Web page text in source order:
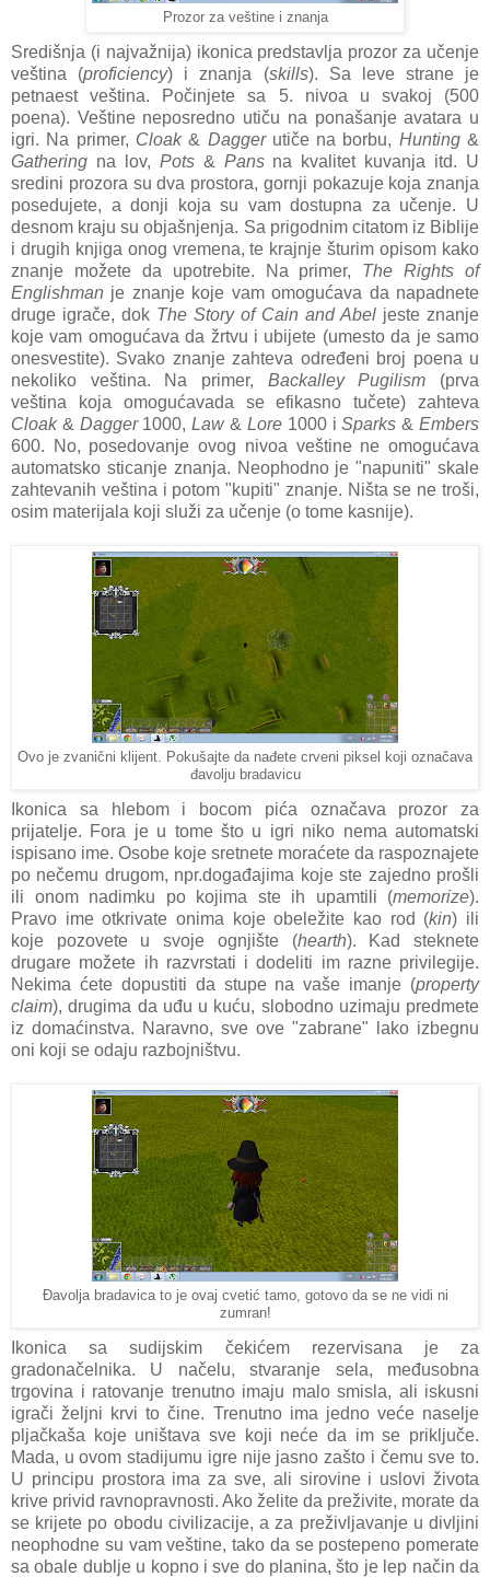
Prozor za veštine i znanja
Središnja (i najvažnija) ikonica predstavlja prozor za učenje
veština (proficiency) i znanja (skills). Sa leve strane je
petnaest veština. Počinjete sa 5. nivoa u svakoj (500
poena). Veštine neposredno utiču na ponašanje avatara u
igri. Na primer, Cloak& Dagger utiče na borbu, Hunting&
Gathering na lov, Pots & Pans na kvalitet kuvanja itd. U
sredini prozora su dva prostora, gornji pokazuje koja znanja
posedujete, a donji koja su vam dostupna za učenje. U
desnom kraju su objašnjenja. Sa prigodnim citatom iz Biblije
i drugih knjiga onog vremena, te krajnje šturim opisom kako
znanje možete da upotrebite. Na primer, The Rights of
Englishman je znanje koje vam omogućava da napadnete
druge igrače, dok The Story of Cain and Abel jeste znanje
koje vam omogućava da žrtvu i ubijete (umesto da je samo
onesvestite). Svako znanje zahteva određeni broj poena u
nekoliko veština. Na primer, Backalley Pugilism (prva
veština koja omogućavada se efikasno tučete) zahteva
Cloak & Dagger 1000,Law& Lore 1000 iSparks&Embers
600. No, posedovanje ovog nivoa veštine ne omogućava
automatsko sticanje znanja. Neophodno je "napuniti" skale
zahtevanih veština i potom "kupiti" znanje. Ništa se ne troši,
osim materijala koji služi za učenje (o tome kasnije).
Ovo je zvanični klijent. Pokušajte da nađete crveni piksel koji označava
đavolju bradavicu
Ikonica sa hlebom i bocom pića označava prozor za
prijatelje. Fora je u tome što u igri niko nema automatski
ispisano ime. Osobe koje sretnete moraćete da raspoznajete
po nečemu drugom, npr.događajima koje ste zajedno prošli
ili onom nadimku po kojima ste ih upamtili (memorize).
Pravo ime otkrivate onima koje obeležite kao rod (kin) ili
koje pozovete u svoje ognjište (hearth). Kad steknete
drugare možete ih razvrstati i dodeliti im razne privilegije.
Nekima ćete dopustiti da stupe na vaše imanje (property
claim), drugima da uđu u kuću, slobodno uzimaju predmete
iz domaćinstva. Naravno, sve ove "zabrane" lako izbegnu
oni koji se odaju razbojništvu.
Đavolja bradavica to je ovaj cvetić tamo, gotovo da se ne vidi ni
zumran!
Ikonica sa sudijskim čekićem rezervisana je za
gradonačelnika. U načelu, stvaranje sela, međusobna
trgovina i ratovanje trenutno imaju malo smisla, ali iskusni
igrači željni krvi to čine. Trenutno ima jedno veće naselje
pljačkaša koje uništava sve koji neće da im se priključe.
Mada, u ovom stadijumu igre nije jasno zašto i čemu sve to.
U principu prostora ima za sve, ali sirovine i uslovi života
krive privid ravnopravnosti. Ako želite da preživite, morate da
se krijete po obodu civilizacije, a za preživljavanje u divljini
neophodne su vam veštine, tako da se postepeno pomerate
sa obale dublje u kopno i sve do planina, što je lep način da